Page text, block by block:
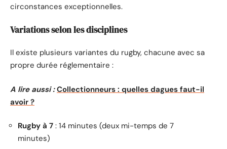
circonstances exceptionnelles.
Variations selon les disciplines
Il existe plusieurs variantes du rugby, chacune avec sa
propre durée réglementaire :
A lire aussi : Collectionneurs : quelles dagues faut-il
avoir ?
Rugby à 7 : 14 minutes (deux mi-temps de 7
minutes)